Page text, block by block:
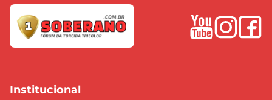
Institucional